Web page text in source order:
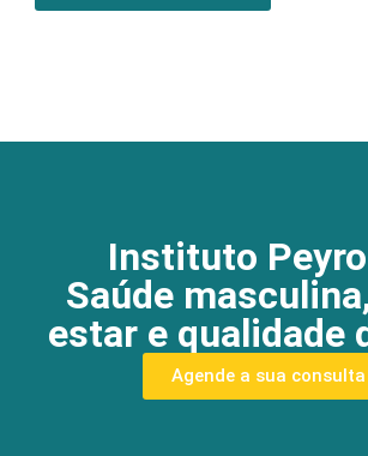
Instituto
Saúde
estar e qualidade
Agende a sua consulta